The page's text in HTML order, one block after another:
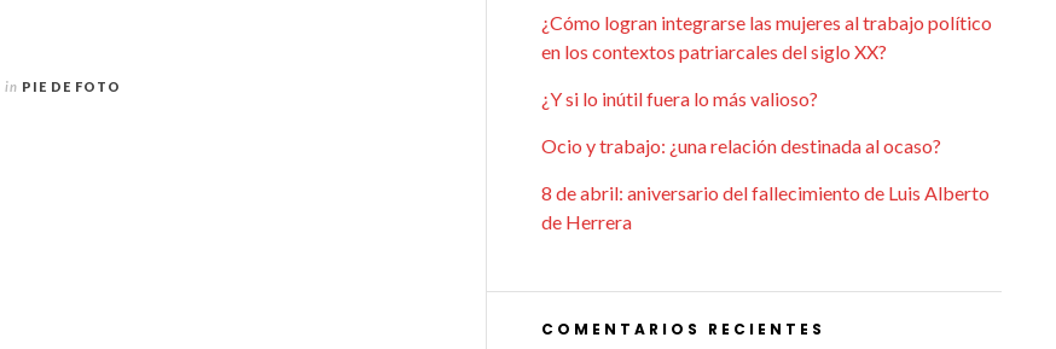
in PIE DE FOTO
¿Cómo logran integrarse las mujeres al trabajo político
en los contextos patriarcales del siglo XX?
¿Y si lo inútil fuera lo más valioso?
Ocio y trabajo: ¿una relación destinada al ocaso?
8 de abril: aniversario del fallecimiento de Luis Alberto
de Herrera
COMENTARIOS RECIENTES